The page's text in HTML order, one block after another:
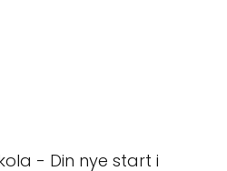
- Din nye start i